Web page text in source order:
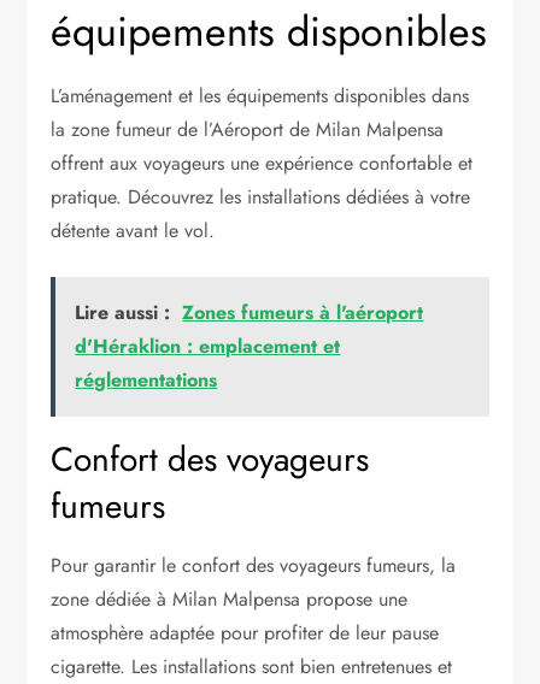
équipements disponibles
L’aménagement et les équipements disponibles dans
la zone fumeur de l’Aéroport de Milan Malpensa
offrent aux voyageurs une expérience confortable et
pratique. Découvrez les installations dédiées à votre
détente avant le vol.
Lire aussi : Zones fumeurs à l'aéroport
d'Héraklion : emplacement et
réglementations
Confort des voyageurs
fumeurs
Pour garantir le confort des voyageurs fumeurs, la
zone dédiée à Milan Malpensa propose une
atmosphère adaptée pour profiter de leur pause
cigarette. Les installations sont bien entretenues et